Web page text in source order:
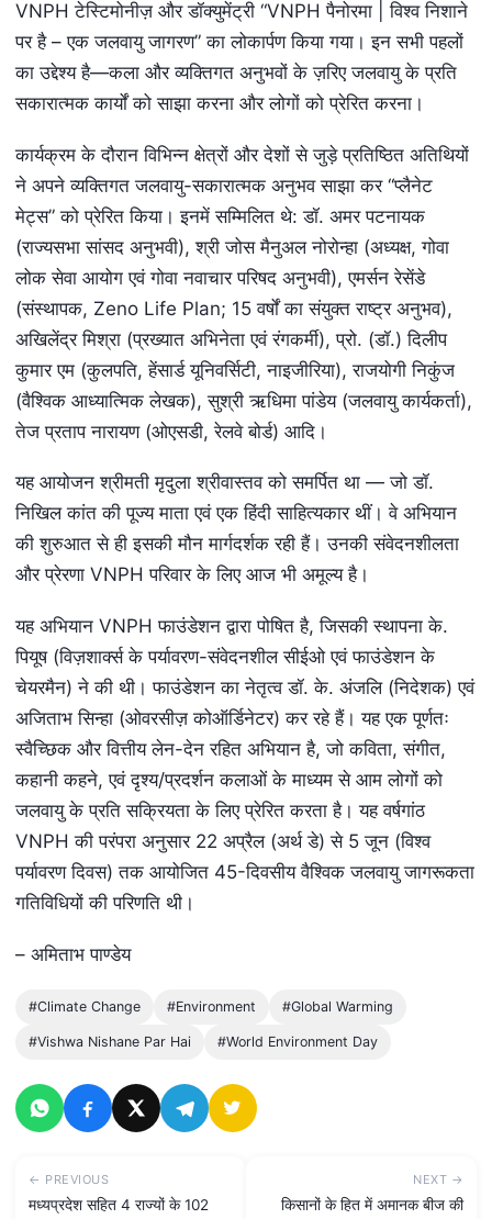
VNPH टेस्टिमोनीज़ और डॉक्युमेंट्री “VNPH पैनोरमा | विश्व निशाने
पर है – एक जलवायु जागरण” का लोकार्पण किया गया। इन सभी पहलों
का उद्देश्य है—कला और व्यक्तिगत अनुभवों के ज़रिए जलवायु के प्रति
सकारात्मक कार्यों को साझा करना और लोगों को प्रेरित करना।
कार्यक्रम के दौरान विभिन्न क्षेत्रों और देशों से जुड़े प्रतिष्ठित अतिथियों
ने अपने व्यक्तिगत जलवायु-सकारात्मक अनुभव साझा कर “प्लैनेट
मेट्स” को प्रेरित किया। इनमें सम्मिलित थे: डॉ. अमर पटनायक
(राज्यसभा सांसद अनुभवी), श्री जोस मैनुअल नोरोन्हा (अध्यक्ष, गोवा
लोक सेवा आयोग एवं गोवा नवाचार परिषद अनुभवी), एमर्सन रेसेंडे
(संस्थापक, Zeno Life Plan; 15 वर्षों का संयुक्त राष्ट्र अनुभव),
अखिलेंद्र मिश्रा (प्रख्यात अभिनेता एवं रंगकर्मी), प्रो. (डॉ.) दिलीप
कुमार एम (कुलपति, हेंसार्ड यूनिवर्सिटी, नाइजीरिया), राजयोगी निकुंज
(वैश्विक आध्यात्मिक लेखक), सुश्री ऋधिमा पांडेय (जलवायु कार्यकर्ता),
तेज प्रताप नारायण (ओएसडी, रेलवे बोर्ड) आदि।
यह आयोजन श्रीमती मृदुला श्रीवास्तव को समर्पित था — जो डॉ.
निखिल कांत की पूज्य माता एवं एक हिंदी साहित्यकार थीं। वे अभियान
की शुरुआत से ही इसकी मौन मार्गदर्शक रही हैं। उनकी संवेदनशीलता
और प्रेरणा VNPH परिवार के लिए आज भी अमूल्य है।
यह अभियान VNPH फाउंडेशन द्वारा पोषित है, जिसकी स्थापना के.
पियूष (विज़शार्क्स के पर्यावरण-संवेदनशील सीईओ एवं फाउंडेशन के
चेयरमैन) ने की थी। फाउंडेशन का नेतृत्व डॉ. के. अंजलि (निदेशक) एवं
अजिताभ सिन्हा (ओवरसीज़ कोऑर्डिनेटर) कर रहे हैं। यह एक पूर्णतः
स्वैच्छिक और वित्तीय लेन-देन रहित अभियान है, जो कविता, संगीत,
कहानी कहने, एवं दृश्य/प्रदर्शन कलाओं के माध्यम से आम लोगों को
जलवायु के प्रति सक्रियता के लिए प्रेरित करता है। यह वर्षगांठ
VNPH की परंपरा अनुसार 22 अप्रैल (अर्थ डे) से 5 जून (विश्व
पर्यावरण दिवस) तक आयोजित 45-दिवसीय वैश्विक जलवायु जागरूकता
गतिविधियों की परिणति थी।
– अमिताभ पाण्डेय
#Climate Change #Environment #Global Warming
#Vishwa Nishane Par Hai #World Environment Day
← PREVIOUS
मध्यप्रदेश सहित 4 राज्यों के 102
NEXT →
किसानों के हित में अमानक बीज की